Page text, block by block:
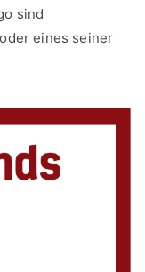
sind
eines seiner